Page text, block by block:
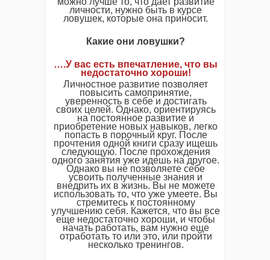
личности, нужно быть в курсе
ловушек, которые она приносит.
Какие они ловушки?
….У вас есть впечатление, что вы
недостаточно хороши!
Личностное развитие позволяет
повысить самопринятие,
уверенность в себе и достигать
своих целей. Однако, ориентируясь
на постоянное развитие и
приобретение новых навыков, легко
попасть в порочный круг. После
прочтения одной книги сразу ищешь
следующую. После прохождения
одного занятия уже идешь на другое.
Однако вы не позволяете себе
усвоить полученные знания и
внедрить их в жизнь. Вы не можете
использовать то, что уже умеете. Вы
стремитесь к постоянному
улучшению себя. Кажется, что вы все
еще недостаточно хороши, и чтобы
начать работать, вам нужно еще
отработать то или это, или пройти
несколько тренингов.